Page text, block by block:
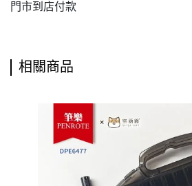
門市到店付款
相關商品